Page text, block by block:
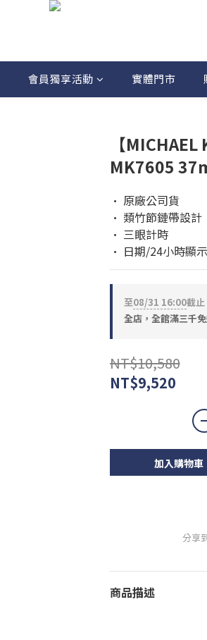
會員獨享活動 實體門市
【
MK7605
• 原廠公司貨
• 類竹節鏈帶設計
• 三眼計時
• 日期/24小時顯示
至08/31 16:00截止
全店，全館滿三千
NT$10,580
NT$9,520
加入購物車
分享
商品描述